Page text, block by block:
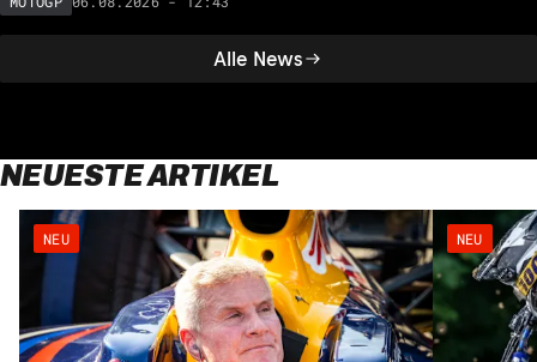
Alle News
NEUESTE ARTIKEL
NEU NEU